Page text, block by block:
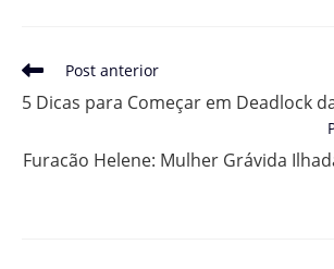
Leia
artigos
Post anterior
5 Dicas para Começar em Deadlock
Furacão Helene: Mulher Grávida